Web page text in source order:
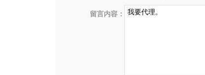
留言内容：